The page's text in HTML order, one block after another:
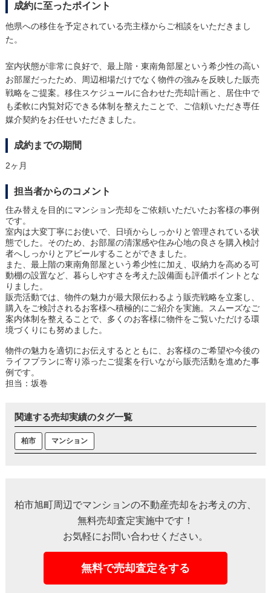
成約に至ったポイント
他県への移住を予定されている売主様からご相談をいただきまし
た。
室内状態が非常に良好で、最上階・東南角部屋という希少性の高い
お部屋だったため、周辺相場だけでなく物件の強みを反映した販売
戦略をご提案。移住スケジュールに合わせた売却計画と、居住中で
も柔軟に内覧対応できる体制を整えたことで、ご信頼いただき専任
媒介契約をお任せいただきました。
成約までの期間
2ヶ月
担当者からのコメント
住み替えを目的にマンション売却をご依頼いただいたお客様の事例
です。
室内は大変丁寧にお使いで、日頃からしっかりと管理されている状
態でした。そのため、お部屋の清潔感や住み心地の良さを購入検討
者へしっかりとアピールすることができました。
また、最上階の東南角部屋という希少性に加え、収納力を高める可
動棚の設置など、暮らしやすさを考えた設備面も評価ポイントとな
りました。
販売活動では、物件の魅力が最大限伝わるよう販売戦略を立案し、
購入をご検討されるお客様へ積極的にご紹介を実施。スムーズなご
案内体制を整えることで、多くのお客様に物件をご覧いただける環
境づくりにも努めました。
物件の魅力を適切にお伝えするとともに、お客様のご希望や今後の
ライフプランに寄り添ったご提案を行いながら販売活動を進めた事
例です。
担当：坂巻
関連する売却実績のタグ一覧
柏市 マンション
柏市旭町周辺でマンションの不動産売却をお考えの方、
無料売却査定実施中です！
お気軽にお問い合わせください。
無料で売却査定をする